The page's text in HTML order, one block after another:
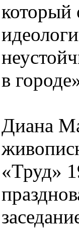
который
в
Диана
«Труд»